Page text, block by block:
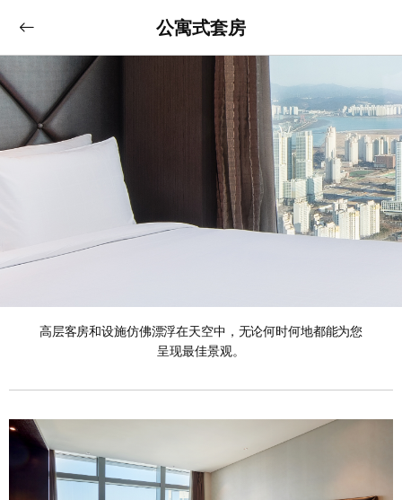
公寓式套房
高层客房和设施仿佛漂浮在天空中，无论何时何地都能为您
呈现最佳景观。